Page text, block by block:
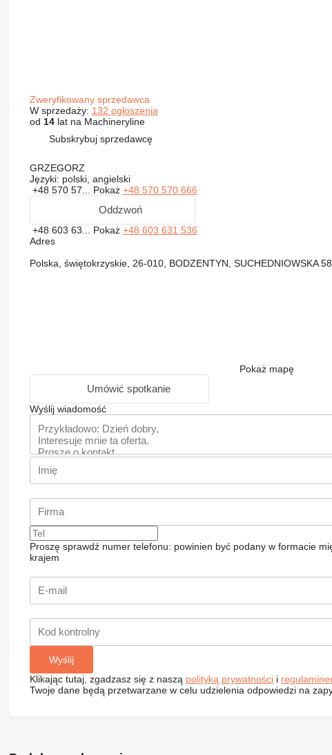
Zweryfikowany sprzedawca
W sprzedaży: 132 ogłoszenia
od 14lat na Machineryline
Subskrybuj sprzedawcę
GRZEGORZ
Języki: polski, angielski
+48 570 57... Pokaż +48 570 570 666
Oddzwoń
+48 603 63... Pokaż +48 603 631 536
Adres
Polska, świętokrzyskie, 26-010, BODZENTYN, SUCHEDNIOWSKA
Pokaż mapę
Umówić spotkanie
Wyślij wiadomość
Proszę sprawdź numer telefonu: powinien być podany w formacie
krajem
Klikając tutaj, zgadzasz się z naszą polityką prywatnościi
Twoje dane będą przetwarzane w celu udzielenia odpowiedzi na